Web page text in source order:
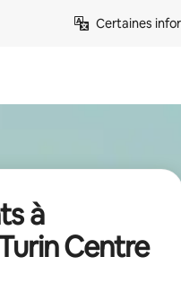
Certaines
à
Centre